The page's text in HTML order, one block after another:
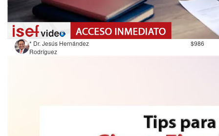
* Dr. Jesús Hernández
Rodríguez
$986